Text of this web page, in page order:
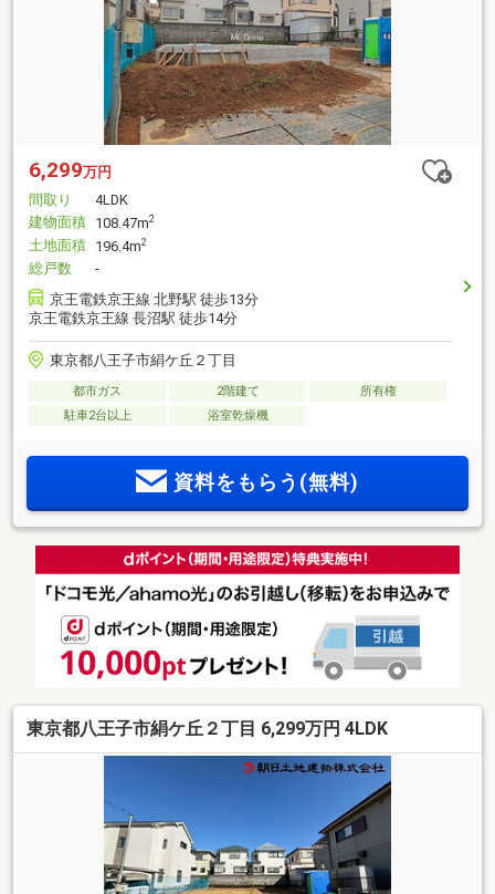
6,299万円
間取り
4LDK
建物面積 108.47m2
土地面積 196.4m2
総戸数
-
京王電鉄京王線 北野駅 徒歩13分
京王電鉄京王線 長沼駅 徒歩14分
東京都八王子市絹ケ丘２丁目
都市ガス 2階建て
所有権
駐車2台以上
浴室乾燥機
資料をもらう(無料)
東京都八王子市絹ケ丘２丁目 6,299万円 4LDK